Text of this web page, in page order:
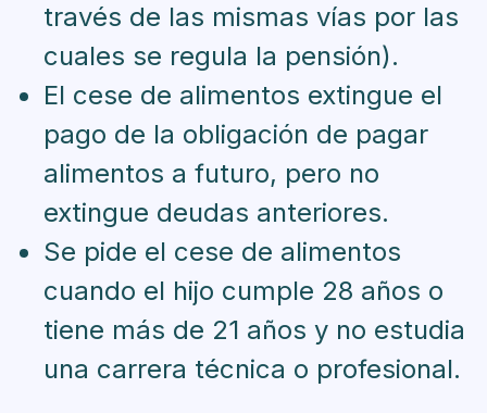
través de las mismas vías por las
cuales se regula la pensión).
El cese de alimentos extingue el
pago de la obligación de pagar
alimentos a futuro, pero no
extingue deudas anteriores.
Se pide el cese de alimentos
cuando el hijo cumple 28 años o
tiene más de 21 años y no estudia
una carrera técnica o profesional.